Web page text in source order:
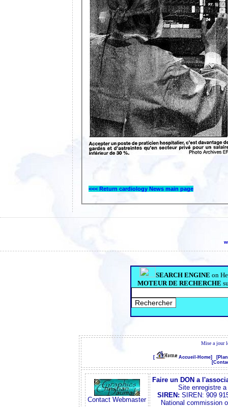
<<< Return cardiology News main page
SEARCH ENGINE on
MOTEUR DE RECHERCHE
Mise a jour
[ Accueil-Home]
Contact Webmaster
Faire un DON a
Site enregistre
SIREN: SIREN: 909
National commission